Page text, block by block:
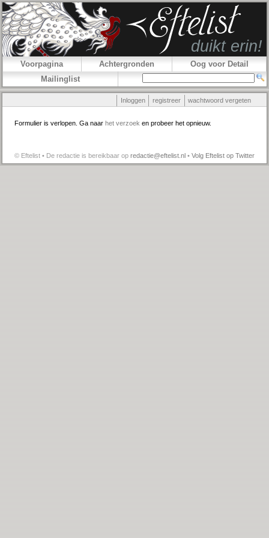
Voorpagina Achtergronden
Oog voor Detail
Mailinglist
Inloggen registreer wachtwoord vergeten
Formulier is verlopen. Ga naar het verzoek en probeer het opnieuw.
© Eftelist • De redactie is bereikbaar op redactie@eftelist.nl • Volg Eftelist op Twitter